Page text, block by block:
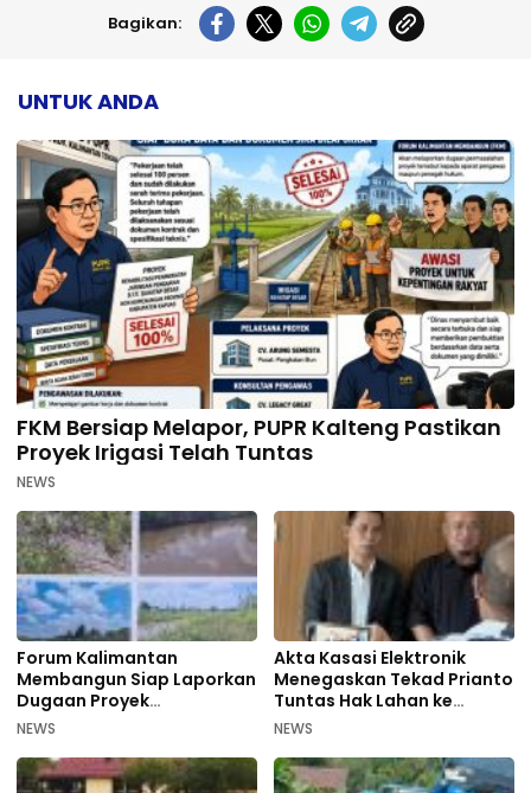
Bagikan:
UNTUK ANDA
FKM Bersiap Melapor, PUPR Kalteng Pastikan
Proyek Irigasi Telah Tuntas
NEWS
Forum Kalimantan
Membangun Siap Laporkan
Dugaan Proyek
Bermasalah PUPR Kalteng
NEWS
Akta Kasasi Elektronik
Menegaskan Tekad Prianto
Tuntas Hak Lahan ke
Mahkamah Agung
NEWS